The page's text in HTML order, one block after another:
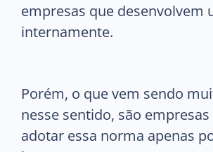
empresas que desenvolvem
internamente.
Porém, o que vem sendo
nesse sentido, são
adotar essa norma apenas